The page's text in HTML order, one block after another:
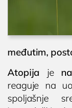
međutim,
Atopija je
reaguje na
spoljašnje